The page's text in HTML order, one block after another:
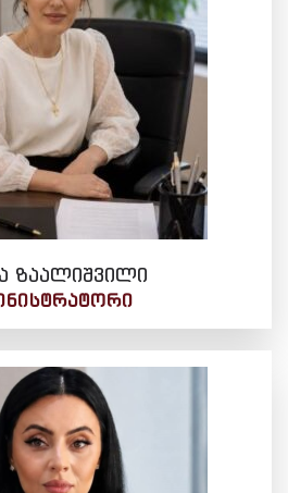
ზაალიშვილი